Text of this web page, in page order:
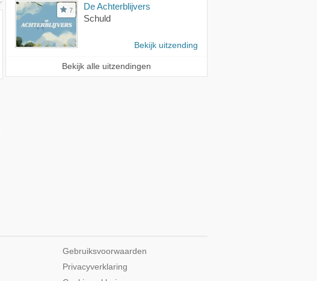
7
De Achterblijvers
Schuld
Bekijk uitzending
Bekijk alle uitzendingen
Gebruiksvoorwaarden
Privacyverklaring